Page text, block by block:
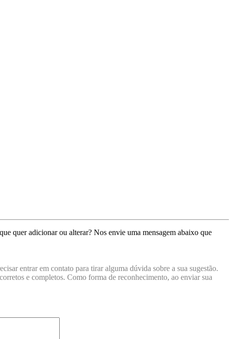
quer adicionar ou alterar? Nos envie uma mensagem abaixo que
entrar em contato para tirar alguma dúvida sobre a sua sugestão.
e completos. Como forma de reconhecimento, ao enviar sua